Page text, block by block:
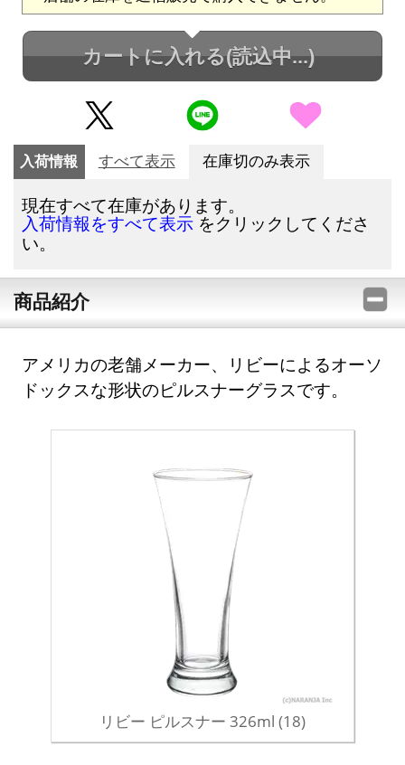
カートに入れる(読込中...)
入荷情報 すべて表示 在庫切のみ表示
現在すべて在庫があります。
入荷情報をすべて表示 をクリックしてくださ
い。
商品紹介
アメリカの老舗メーカー、リビーによるオーソ
ドックスな形状のピルスナーグラスです。
リビー ピルスナー 326ml (18)